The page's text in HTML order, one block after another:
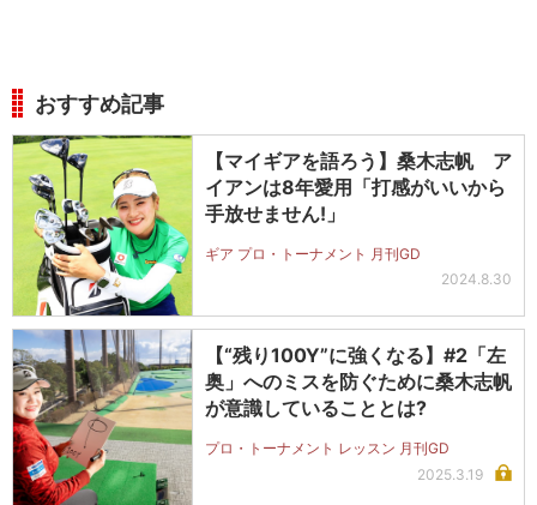
おすすめ記事
【マイギアを語ろう】桑木志帆 ア
イアンは8年愛用「打感がいいから
手放せません!」
ギア プロ・トーナメント 月刊GD
2024.8.30
【“残り100Y”に強くなる】#2「左
奥」へのミスを防ぐために桑木志帆
が意識していることとは?
プロ・トーナメント レッスン 月刊GD
2025.3.19